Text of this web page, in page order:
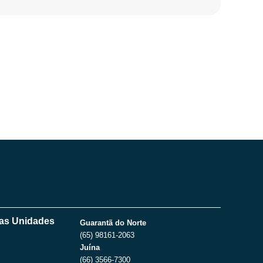
Unidades
Guarantã do Norte
(65) 98161-2063
Juína
(66) 3566-7300